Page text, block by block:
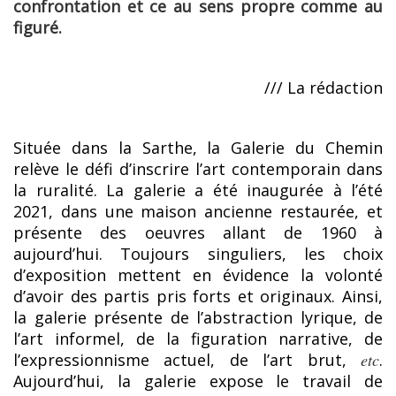
confrontation et ce au sens propre comme au
figuré.
/// La rédaction
Située dans la Sarthe, la Galerie du Chemin
relève le défi d’inscrire l’art contemporain dans
la ruralité. La galerie a été inaugurée à l’été
2021, dans une maison ancienne restaurée, et
présente des oeuvres allant de 1960 à
aujourd’hui. Toujours singuliers, les choix
d’exposition mettent en évidence la volonté
d’avoir des partis pris forts et originaux. Ainsi,
la galerie présente de l’abstraction lyrique, de
l’art informel, de la figuration narrative, de
l’expressionnisme actuel, de l’art brut, etc.
Aujourd’hui, la galerie expose le travail de